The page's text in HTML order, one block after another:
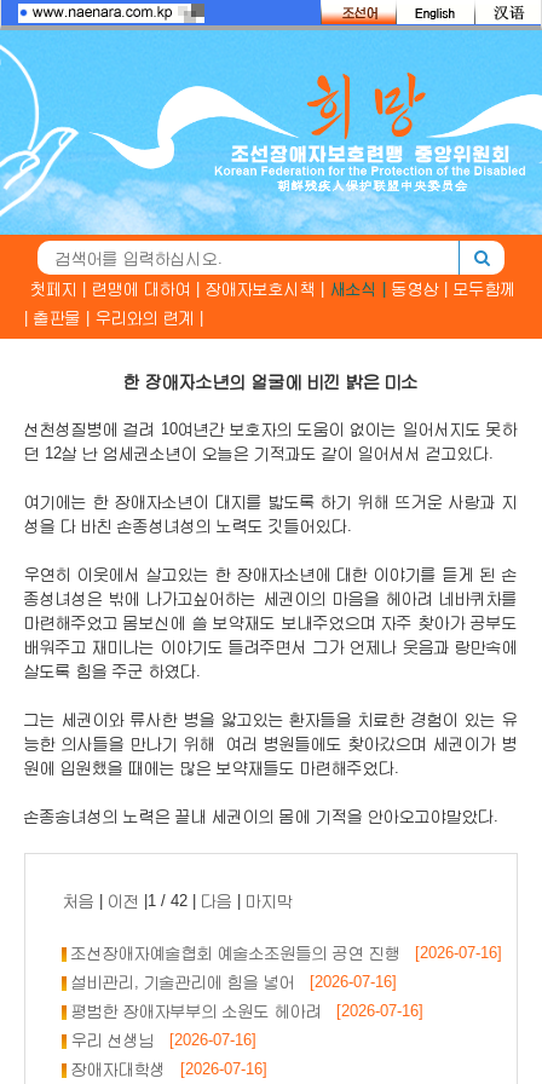
첫페지 | 련맹에 대하여 | 장애자보호시책 | 새소식 | 동영상 |
모두함께
출판물 | 우리와의 련계 |
한 장애자소년의 얼굴에 비낀 밝은 미소
선천성질병에 걸려 10여년간 보호자의 도움이 없이는 일어서지도 못하
던 12살 난 엄세권소년이 오늘은 기적과도 같이 일어서서 걷고있다.
여기에는 한 장애자소년이 대지를 밟도록 하기 위해 뜨거운 사랑과 지
성을 다 바친 손종성녀성의 노력도 깃들어있다.
우연히 이웃에서 살고있는 한 장애자소년에 대한 이야기를 듣게 된 손
종성녀성은 밖에 나가고싶어하는 세권이의 마음을 헤아려 네바퀴차를
마련해주었고 몸보신에 쓸 보약재도 보내주었으며 자주 찾아가 공부도
배워주고 재미나는 이야기도 들려주면서 그가 언제나 웃음과 랑만속에
살도록 힘을 주군 하였다.
그는 세권이와 류사한 병을 앓고있는 환자들을 치료한 경험이 있는 유
능한 의사들을 만나기 위해 여러 병원들에도 찾아갔으며 세권이가 병
원에 입원했을 때에는 많은 보약재들도 마련해주었다.
손종송녀성의 노력은 끝내 세권이의 몸에 기적을 안아오고야말았다.
처음 이전 |1 / 42 | 다음 마지막
조선장애자예술협회 예술소조원들의 공연 진행
[2026-07-16]
설비관리, 기술관리에 힘을 넣어
[2026-07-16]
평범한 장애자부부의 소원도 헤아려
[2026-07-16]
우리 선생님
[2026-07-16]
장애자대학생
[2026-07-16]